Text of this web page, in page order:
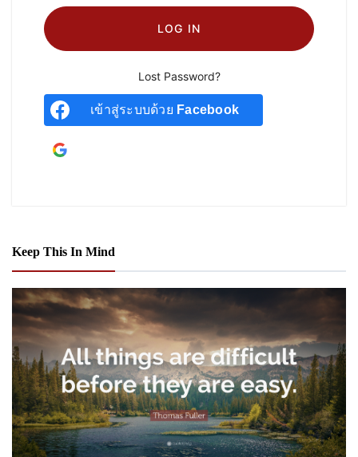
LOG IN
Lost Password?
เข้าสู่ระบบด้วย Facebook
Keep This In Mind